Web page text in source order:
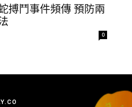
搏鬥事件頻傳 預防兩
0